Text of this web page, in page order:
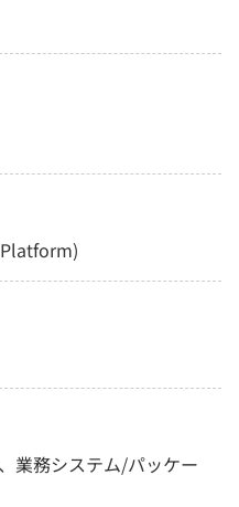
業務システム/パッケー